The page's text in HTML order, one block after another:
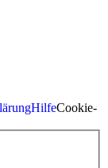
HilfeCookie-